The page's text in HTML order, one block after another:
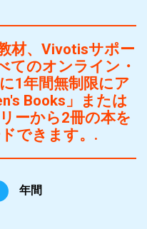
材、Vivotisサポー
てのオンライン・
1年間無制限にア
Books」または
ーから2冊の本を
できます。.
年間